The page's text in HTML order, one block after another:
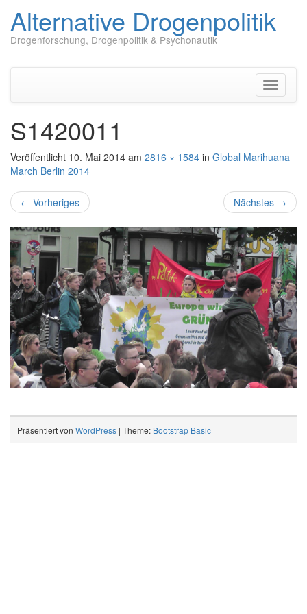
Alternative Drogenpolitik
Drogenforschung, Drogenpolitik & Psychonautik
S1420011
Veröffentlicht 10. Mai 2014 am 2816 × 1584 in Global Marihuana
March Berlin 2014
← Vorheriges Nächstes →
Präsentiert von WordPress | Theme: Bootstrap Basic